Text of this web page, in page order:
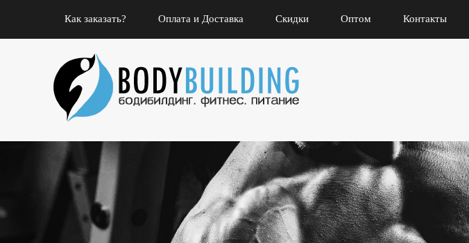
Как заказать? Оплата и Доставка Скидки Оптом Контакты